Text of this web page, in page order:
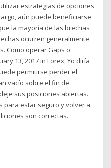
estrategias de opciones
aún puede beneficiarse
la mayoría de las brechas
ocurren generalmente
Como operar Gaps o
13, 2017 in Forex, Yo diría
permitirse perder el
vacío sobre el fin de
sus posiciones abiertas.
para estar seguro y volver a
son correctas.